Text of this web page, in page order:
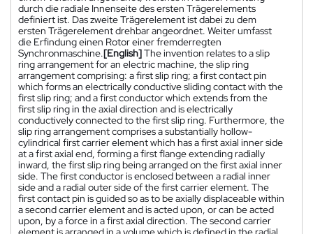
durch die radiale Innenseite des ersten Trägerelements
definiert ist. Das zweite Trägerelement ist dabei zu dem
ersten Trägerelement drehbar angeordnet. Weiter umfasst
die Erfindung einen Rotor einer fremderregten
Synchronmaschine.[English]The invention relates to a slip
ring arrangement for an electric machine, the slip ring
arrangement comprising: a first slip ring; a first contact pin
which forms an electrically conductive sliding contact with the
first slip ring; and a first conductor which extends from the
first slip ring in the axial direction and is electrically
conductively connected to the first slip ring. Furthermore, the
slip ring arrangement comprises a substantially hollow-
cylindrical first carrier element which has a first axial inner side
at a first axial end, forming a first flange extending radially
inward, the first slip ring being arranged on the first axial inner
side. The first conductor is enclosed between a radial inner
side and a radial outer side of the first carrier element. The
first contact pin is guided so as to be axially displaceable within
a second carrier element and is acted upon, or can be acted
upon, by a force in a first axial direction. The second carrier